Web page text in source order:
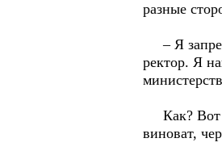
разные
– Я
ректор. Я
Как? Вот
виноват,